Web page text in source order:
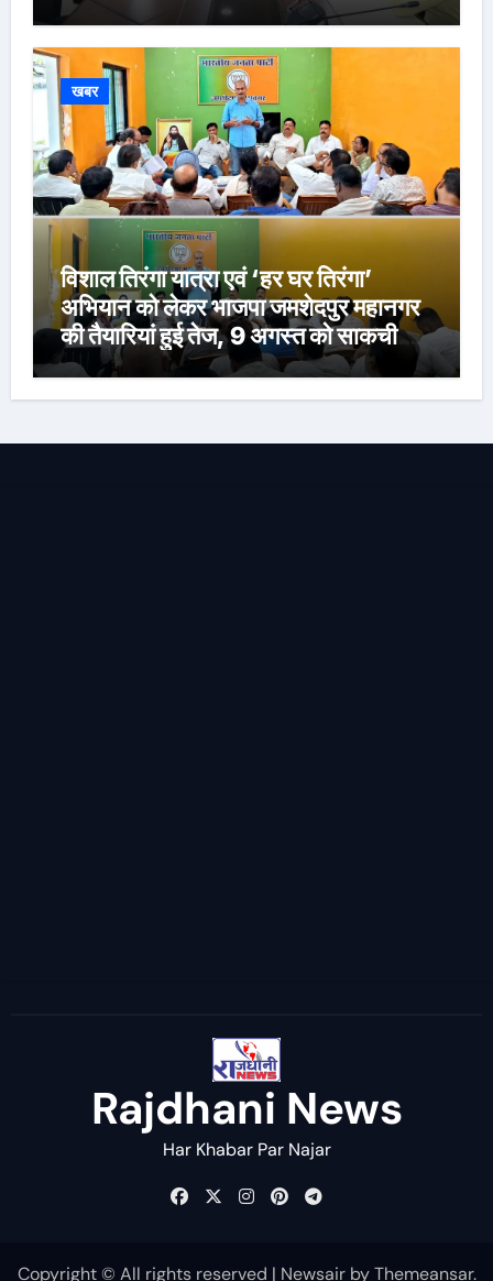
खबर
विशाल तिरंगा यात्रा एवं ‘हर घर तिरंगा’
अभियान को लेकर भाजपा जमशेदपुर महानगर
की तैयारियां हुई तेज, 9 अगस्त को साकची
नेताजी सुभाष मैदान से निकलेगी विशाल तिरंगा
यात्रा
Rajdhani News
Har Khabar Par Najar
Copyright © All rights reserved | NewsairbyThemeansar.